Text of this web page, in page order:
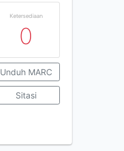
Ketersediaan
0
Unduh MARC
Sitasi